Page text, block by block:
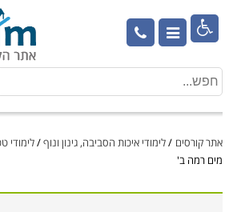

אתר קורסים /לימודי איכות הסביבה, גינון ונוף/לימודי
מים רמה ב'